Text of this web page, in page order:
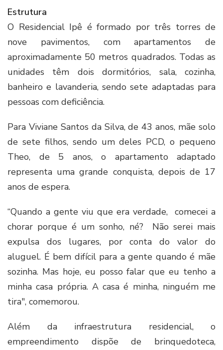
Estrutura
O Residencial Ipê é formado por três torres de
nove pavimentos, com apartamentos de
aproximadamente 50 metros quadrados. Todas as
unidades têm dois dormitórios, sala, cozinha,
banheiro e lavanderia, sendo sete adaptadas para
pessoas com deficiência.
Para Viviane Santos da Silva, de 43 anos, mãe solo
de sete filhos, sendo um deles PCD, o pequeno
Theo, de 5 anos, o apartamento adaptado
representa uma grande conquista, depois de 17
anos de espera.
“Quando a gente viu que era verdade, comecei a
chorar porque é um sonho, né? Não serei mais
expulsa dos lugares, por conta do valor do
aluguel. É bem difícil para a gente quando é mãe
sozinha. Mas hoje, eu posso falar que eu tenho a
minha casa própria. A casa é minha, ninguém me
tira", comemorou.
Além da infraestrutura residencial, o
empreendimento dispõe de brinquedoteca,